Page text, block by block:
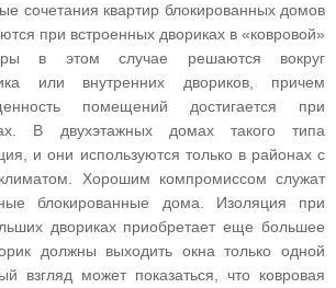
сочетания квартир блокированных домов
при встроенных двориках в «ковровой»
в этом случае решаются вокруг
или внутренних двориков, причем
помещений достигается при
В двухэтажных домах такого типа
и они используются только в районах с
Хорошим компромиссом служат
блокированные дома. Изоляция при
двориках приобретает еще большее
должны выходить окна только одной
взгляд может показаться, что ковровая